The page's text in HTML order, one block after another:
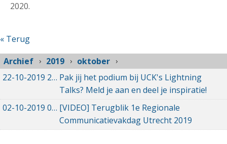
2020.
« Terug
Archief
2019
oktober
22-10-2019 22-10-2019 13:56
Pak jij het podium bij UCK's Lightning
Talks? Meld je aan en deel je inspiratie!
02-10-2019 02-10-2019 23:02
[VIDEO] Terugblik 1e Regionale
Communicatievakdag Utrecht 2019